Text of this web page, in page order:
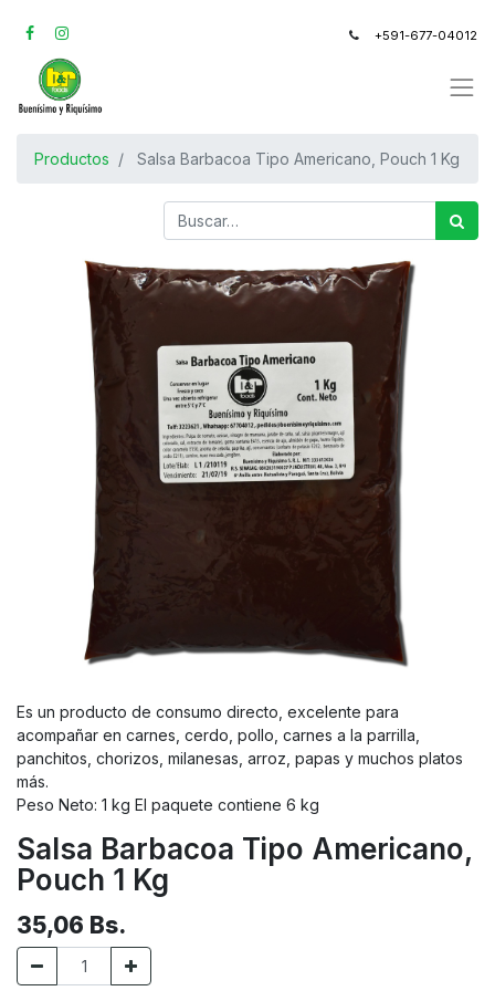
+591-677-04012
Productos Salsa Barbacoa Tipo Americano, Pouch 1 Kg
Es un producto de consumo directo, excelente para
acompañar en carnes, cerdo, pollo, carnes a la parrilla,
panchitos, chorizos, milanesas, arroz, papas y muchos platos
más.
Peso Neto: 1 kg El paquete contiene 6 kg
Salsa Barbacoa Tipo Americano,
Pouch 1 Kg
35,06 Bs.